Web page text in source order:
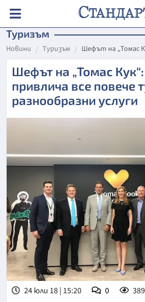
Туризъм
Новини Туризъм Шефът на „Томас
Шефът на „Томас
привлича все повече
разнообразни услуги
24 юли 18 | 15:20 0 389